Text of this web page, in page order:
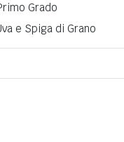
Grado
e Spiga di Grano